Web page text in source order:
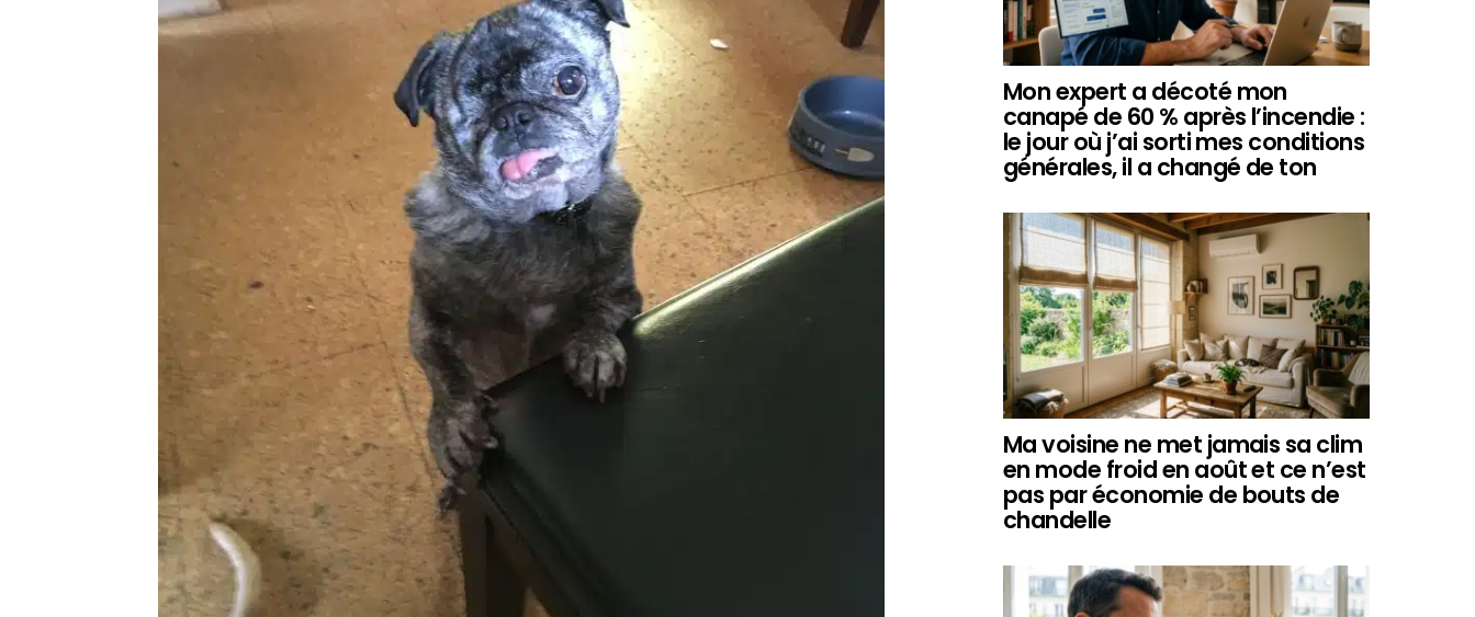
Mon expert a décoté mon
canapé de 60 % après l’incendie :
le jour où j’ai sorti mes conditions
générales, il a changé de ton
Ma voisine ne met jamais sa clim
en mode froid en août et ce n’est
pas par économie de bouts de
chandelle